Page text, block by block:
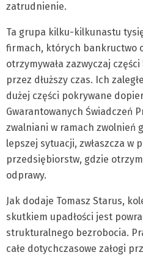
zatrudnienie.
Ta grupa kilku-kilkunastu
firmach, których bankructwo
otrzymywała zazwyczaj
przez dłuższy czas. Ich
dużej części pokrywane
Gwarantowanych Świadczeń
zwalniani w ramach zwolnień
lepszej sytuacji, zwłaszcza w
przedsiębiorstw, gdzie
odprawy.
Jak dodaje Tomasz Starus,
skutkiem upadłości jest
strukturalnego bezrobocia.
całe dotychczasowe załogi